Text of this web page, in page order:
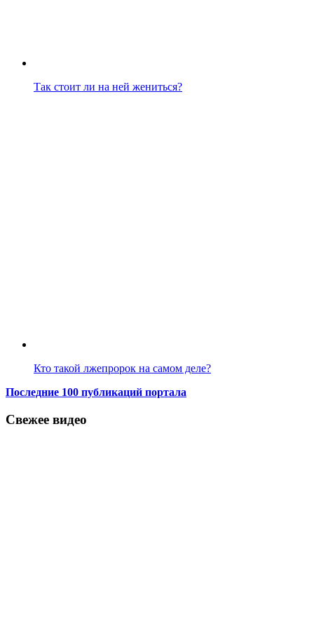
Так стоит ли на ней жениться?
Кто такой лжепророк на самом деле?
Последние 100 публикаций портала
Свежее видео